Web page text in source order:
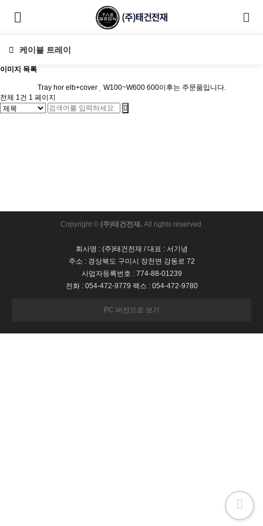
케이블 트레이
이미지 목록
Tray hor elb+cover W100~W600 600이후는 주문품입니다.
전체 1건 1 페이지
Copyright © (주)태건전재.All rights reserved.
회사명 : (주)태건전재 / 대표 : 서기녕
주소 : 경상북도 구미시 장천면 강동로 72
사업자등록번호 : 774-88-01239
전화 : 054-472-9779 팩스 : 054-472-9780
PC 버전으로 보기